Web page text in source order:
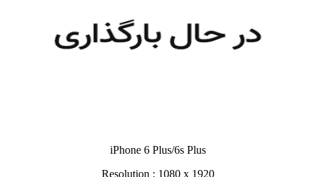
iPhone 6 Plus/6s Plus
Resolution : 1080 x 1920